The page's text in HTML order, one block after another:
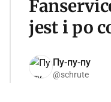
jest i po
Пу-пу-пу
@schrute